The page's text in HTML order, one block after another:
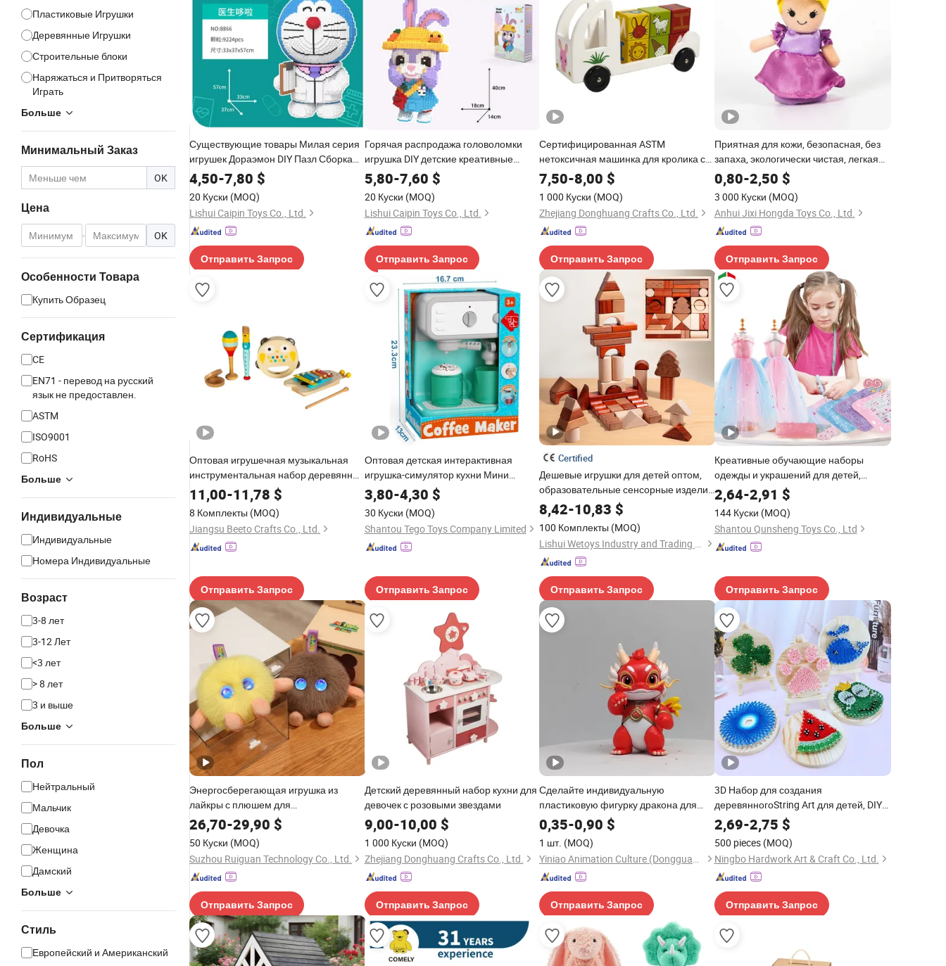
Пластиковые Игрушки
Деревянные Игрушки
Строительные блоки
Наряжаться и Притворяться
Играть
Больше
Минимальный Заказ
OK
Цена
- OK
Особенности Товара
Купить Образец
Сертификация
CE
EN71 - перевод на русский
язык не предоставлен.
ASTM
ISO9001
RoHS
Больше
Индивидуальные
Индивидуальные
Номера Индивидуальные
Возраст
3-8 лет
3-12 Лет
<3 лет
> 8 лет
3 и выше
Больше
Пол
Нейтральный
Мальчик
Девочка
Женщина
Дамский
Больше
Стиль
Европейский и Американский
Существующие товары Милая серия
игрушек Дораэмон DIY Пазл Сборка
Конструктор для детей
4,50-7,80 $
20 Куски (MOQ)
Lishui Caipin Toys Co., Ltd.
Отправить Запрос
Горячая распродажа головоломки
игрушка DIY детские креативные
строительные блоки
5,80-7,60 $
20 Куски (MOQ)
Lishui Caipin Toys Co., Ltd.
Отправить Запрос
Сертифицированная ASTM
нетоксичная машинка для кролика с
деревянными блоками для детей
7,50-8,00 $
1 000 Куски (MOQ)
Zhejiang Donghuang Crafts Co., Ltd.
Отправить Запрос
Приятная для кожи, безопасная, без
запаха, экологически чистая, легкая
игрушка для детей на рождественский
чулок
0,80-2,50 $
3 000 Куски (MOQ)
Anhui Jixi Hongda Toys Co., Ltd.
Отправить Запрос
Оптовая игрушечная музыкальная
инструментальная набор деревянных
игрушек для детей образовательные
игрушки прочные деревянные
игрушки
11,00-11,78 $
8 Комплекты (MOQ)
Jiangsu Beeto Crafts Co., Ltd.
Отправить Запрос
Оптовая детская интерактивная
игрушка-симулятор кухни Мини
кофемашина
3,80-4,30 $
30 Куски (MOQ)
Shantou Tego Toys Company Limited
Отправить Запрос
Certified
Дешевые игрушки для детей оптом,
образовательные сенсорные изделия
для взрослых, популярные
строительные кирпичи и блоки,
деревянные игрушки Монтессори для
детей, игры для мальчиков
8,42-10,83 $
100 Комплекты (MOQ)
Lishui Wetoys Industry and Trading Co., Ltd.
Отправить Запрос
Креативные обучающие наборы
одежды и украшений для детей,
игрушки для ручной работы, модные
аксессуары для кукол, платья для
девочек, игрушки для наряжания
2,64-2,91 $
144 Куски (MOQ)
Shantou Qunsheng Toys Co., Ltd
Отправить Запрос
Энергосберегающая игрушка из
лайкры с плюшем для
взаимодействия между родителями и
детьми
26,70-29,90 $
50 Куски (MOQ)
Suzhou Ruiguan Technology Co., Ltd.
Отправить Запрос
Детский деревянный набор кухни для
девочек с розовыми звездами
9,00-10,00 $
1 000 Куски (MOQ)
Zhejiang Donghuang Crafts Co., Ltd.
Отправить Запрос
Сделайте индивидуальную
пластиковую фигурку дракона для
маленьких животных, модель игрушки,
подарок для детей
0,35-0,90 $
1 шт. (MOQ)
Yiniao Animation Culture (Dongguan) Co., Ltd.
Отправить Запрос
3D Набор для создания
деревянногоString Art для детей, DIY
игрушка для шитья и ткачества для
воображения и творчества
2,69-2,75 $
500 pieces (MOQ)
Ningbo Hardwork Art & Craft Co., Ltd.
Отправить Запрос